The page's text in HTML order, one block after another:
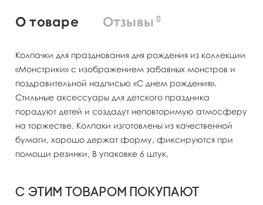
О товаре Отзывы 0
Колпачки для празднования дня рождения из коллекции
«Монстрики» с изображением забавных монстров и
поздравительной надписью «С днем рождения».
Стильные аксессуары для детского праздника
порадуют детей и создадут неповторимую атмосферу
на торжестве. Колпаки изготовлены из качественной
бумаги, хорошо держат форму, фиксируются при
помощи резинки. В упаковке 6 штук.
С этим товаром покупают